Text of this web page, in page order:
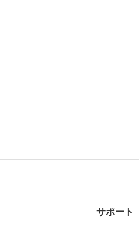
サポート